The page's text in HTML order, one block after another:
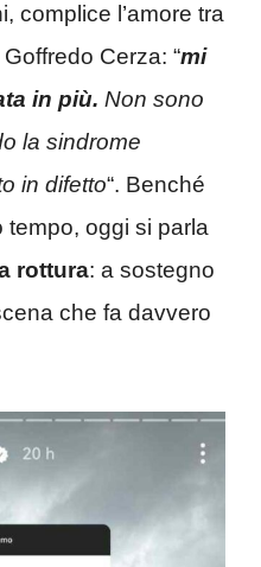
complice l’amore tra
Cerza: “mi
in più. Non sono
la sindrome
in difetto“. Benché
tempo, oggi si parla
rottura: a sostegno
che fa davvero